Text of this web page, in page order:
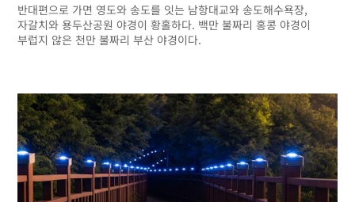
반대편으로 가면 영도와 송도를 잇는 남항대교와 송도해수욕장,
자갈치와 용두산공원 야경이 황홀하다. 백만 불짜리 홍콩 야경이
부럽지 않은 천만 불짜리 부산 야경이다.